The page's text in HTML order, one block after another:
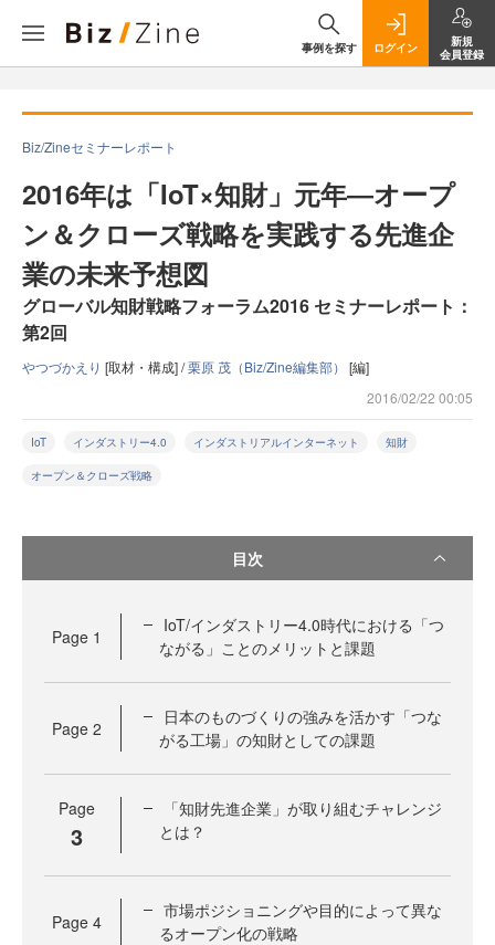
事例を探す ログイン
新規
会員登録
Biz/Zineセミナーレポート
2016年は「IoT×知財」元年―オープ
ン＆クローズ戦略を実践する先進企
業の未来予想図
グローバル知財戦略フォーラム2016 セミナーレポート：
第2回
やつづかえり [取材・構成] /栗原 茂（Biz/Zine編集部） [編]
2016/02/22 00:05
IoT インダストリー4.0 インダストリアルインターネット 知財
オープン＆クローズ戦略
目次
Page 1
IoT/インダストリー4.0時代における「つ
ながる」ことのメリットと課題
Page 2
日本のものづくりの強みを活かす「つな
がる工場」の知財としての課題
Page
3
「知財先進企業」が取り組むチャレンジ
とは？
Page 4
市場ポジショニングや目的によって異な
るオープン化の戦略